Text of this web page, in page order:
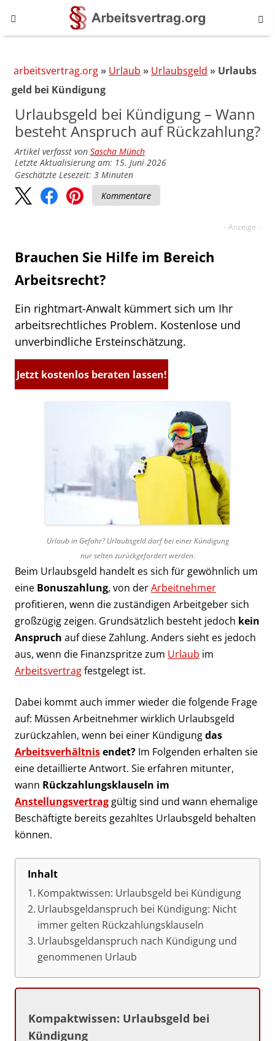
arbeitsvertrag.org Urlaub Urlaubsgeld
Urlaubs
geld bei Kündigung
Urlaubsgeld bei Kündigung – Wann
besteht Anspruch auf Rückzahlung?
Artikel verfasst von Sascha Münch
Letzte Aktualisierung am: 15. Juni 2026
Geschätzte Lesezeit: 3 Minuten
Kommentare
Brauchen Sie Hilfe im Bereich
Arbeitsrecht?
Ein rightmart-Anwalt kümmert sich um Ihr
arbeitsrechtliches Problem. Kostenlose und
unverbindliche Ersteinschätzung.
Jetzt kostenlos beraten lassen!
Urlaub in Gefahr? Urlaubsgeld darf bei einer Kündigung
nur selten zurückgefordert werden.
Beim Urlaubsgeld handelt es sich für gewöhnlich um
eine Bonuszahlung, von derArbeitnehmer
profitieren, wenn die zuständigen Arbeitgeber sich
großzügig zeigen. Grundsätzlich besteht jedoch kein
Anspruch auf diese Zahlung. Anders sieht es jedoch
aus, wenn die Finanzspritze zum Urlaub im
Arbeitsvertragfestgelegt ist.
Dabei kommt auch immer wieder die folgende Frage
auf: Müssen Arbeitnehmer wirklich Urlaubsgeld
zurückzahlen, wenn bei einer Kündigungdas
Arbeitsverhältnisendet? Im Folgenden erhalten sie
eine detaillierte Antwort. Sie erfahren mitunter,
wann Rückzahlungsklauseln im
Anstellungsvertrag gültig sind und wann ehemalige
Beschäftigte bereits gezahltes Urlaubsgeld behalten
können.
Inhalt
Kompaktwissen: Urlaubsgeld bei Kündigung
Urlaubsgeldanspruch bei Kündigung: Nicht
immer gelten Rückzahlungsklauseln
Urlaubsgeldanspruch nach Kündigung und
genommenen Urlaub
Kompaktwissen: Urlaubsgeld bei
Kündigung